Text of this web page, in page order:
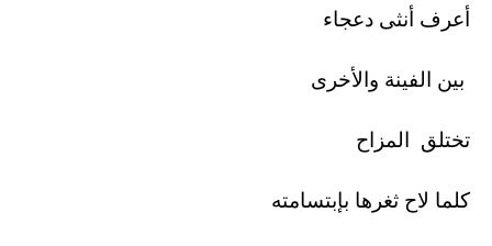
أعرف أنثى دعجاء
بين الفينة والأخرى
تختلق المزاح
كلما لاح ثغرها بإبتسامته